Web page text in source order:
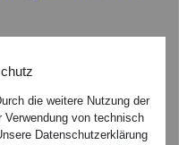
die weitere Nutzung der
von technisch
Datenschutzerklärung